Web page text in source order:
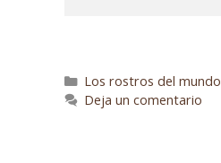
Los rostros del mundo
Deja un comentario